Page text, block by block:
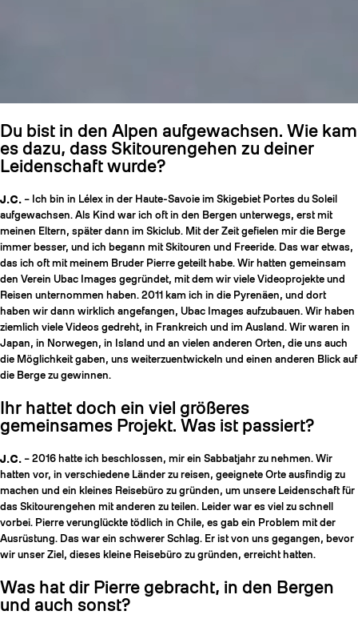
Du bist in den Alpen aufgewachsen. Wie kam
es dazu, dass Skitourengehen zu deiner
Leidenschaft wurde?
J.C. – Ich bin in Lélex in der Haute-Savoie im Skigebiet Portes du Soleil
aufgewachsen. Als Kind war ich oft in den Bergen unterwegs, erst mit
meinen Eltern, später dann im Skiclub. Mit der Zeit gefielen mir die Berge
immer besser, und ich begann mit Skitouren und Freeride. Das war etwas,
das ich oft mit meinem Bruder Pierre geteilt habe. Wir hatten gemeinsam
den Verein Ubac Images gegründet, mit dem wir viele Videoprojekte und
Reisen unternommen haben. 2011 kam ich in die Pyrenäen, und dort
haben wir dann wirklich angefangen, Ubac Images aufzubauen. Wir haben
ziemlich viele Videos gedreht, in Frankreich und im Ausland. Wir waren in
Japan, in Norwegen, in Island und an vielen anderen Orten, die uns auch
die Möglichkeit gaben, uns weiterzuentwickeln und einen anderen Blick auf
die Berge zu gewinnen.
Ihr hattet doch ein viel größeres
gemeinsames Projekt. Was ist passiert?
J.C. – 2016 hatte ich beschlossen, mir ein Sabbatjahr zu nehmen. Wir
hatten vor, in verschiedene Länder zu reisen, geeignete Orte ausfindig zu
machen und ein kleines Reisebüro zu gründen, um unsere Leidenschaft für
das Skitourengehen mit anderen zu teilen. Leider war es viel zu schnell
vorbei. Pierre verunglückte tödlich in Chile, es gab ein Problem mit der
Ausrüstung. Das war ein schwerer Schlag. Er ist von uns gegangen, bevor
wir unser Ziel, dieses kleine Reisebüro zu gründen, erreicht hatten.
Was hat dir Pierre gebracht, in den Bergen
und auch sonst?